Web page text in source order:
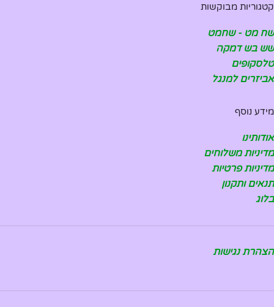
קטגוריות מבוקשות
שח מט - שחמט
שש בש דמקה
טלסקופים
אביזרים למנגל
מידע נוסף
אודותינו
מדיניות משלוחים
מדיניות פרטיות
תנאים ותקנון
בלוג
הצהרת נגישות